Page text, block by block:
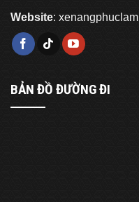
Website:
BẢN ĐỒ ĐƯỜNG ĐI